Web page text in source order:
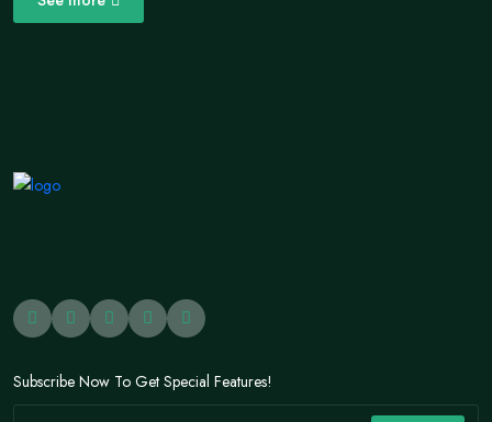
Subscribe Now To Get Special Features!